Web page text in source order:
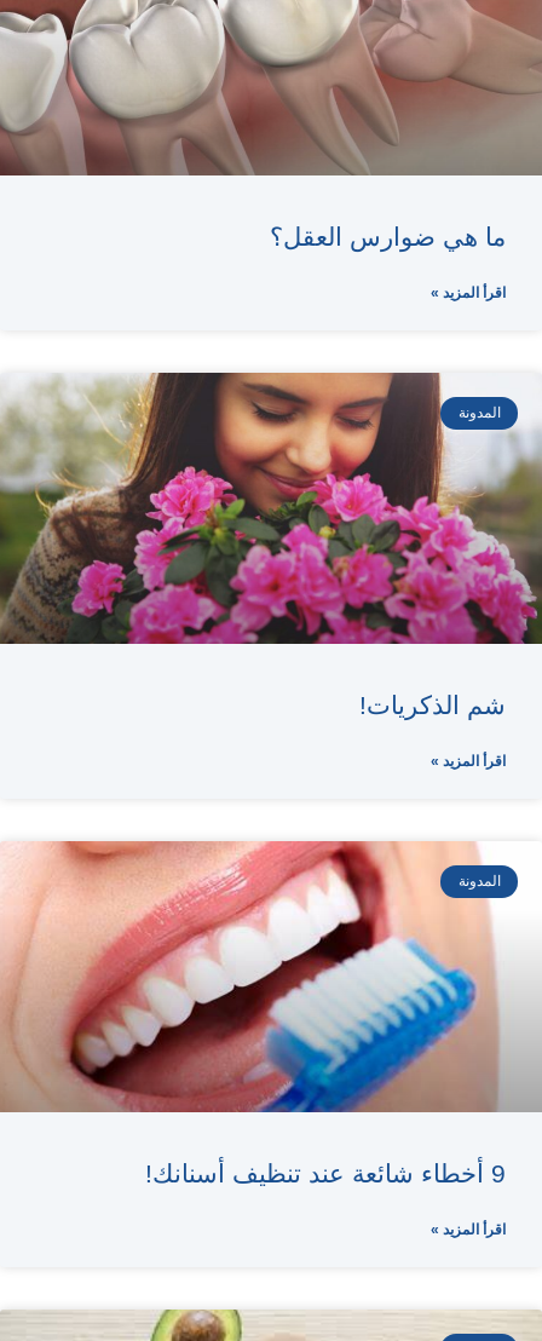
ما هي ضوارس العقل؟
اقرأ المزيد »
المدونة
شم الذكريات!
اقرأ المزيد »
المدونة
9 أخطاء شائعة عند تنظيف أسنانك!
اقرأ المزيد »